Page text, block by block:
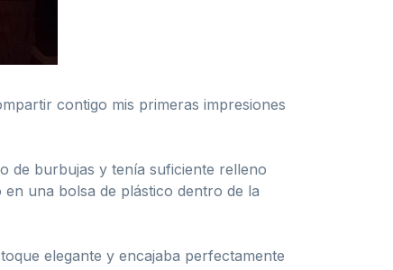
contigo mis primeras impresiones
de burbujas y tenía suficiente relleno
una bolsa de plástico dentro de la
elegante y encajaba perfectamente